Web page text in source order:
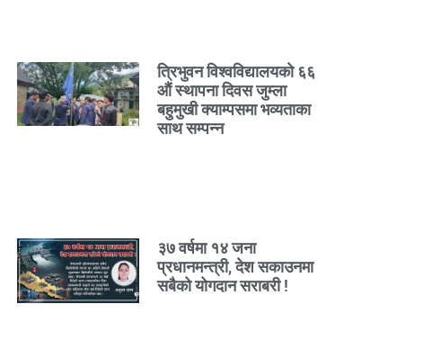
त्रिभुवन विश्वविद्यालयको ६६
औं स्थापना दिवस जुम्ला
बहुमुखी क्याम्पसमा भव्यताका
साथ सम्पन्न
३७ वर्षमा १४ जना
प्रधानमन्त्री, देश सकाउनमा
सबैको योगदान सराबरी !